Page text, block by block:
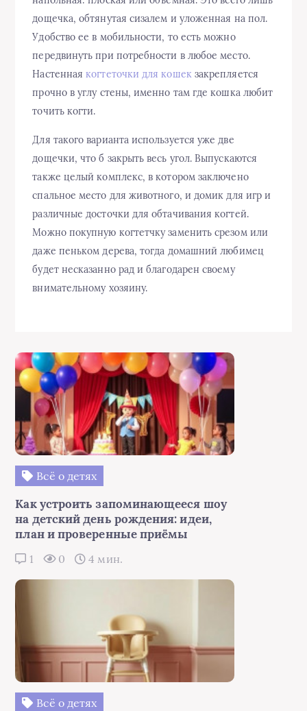
дощечка, обтянутая сизалем и уложенная на пол.
Удобство ее в мобильности, то есть можно
передвинуть при потребности в любое место.
Настеннаякогтеточки для кошекзакрепляется
прочно в углу стены, именно там где кошка любит
точить когти.
Для такого варианта используется уже две
дощечки, что б закрыть весь угол. Выпускаются
также целый комплекс, в котором заключено
спальное место для животного, и домик для игр и
различные досточки для обтачивания когтей.
Можно покупную когтетчку заменить срезом или
даже пеньком дерева, тогда домашний любимец
будет несказанно рад и благодарен своему
внимательному хозяину.
Всё о детях
Как устроить запоминающееся шоу
на детский день рождения: идеи,
план и проверенные приёмы
1 0 4 мин.
Всё о детях